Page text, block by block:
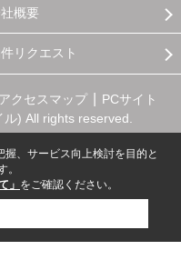
概要
リクエスト
アクセスマップ
PCサイト
) All rights reserved.
、サービス向上検討を目的と
。
」 をご確認ください。